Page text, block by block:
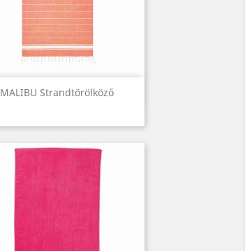
MALIBU Strandtörölköző
Előnézet